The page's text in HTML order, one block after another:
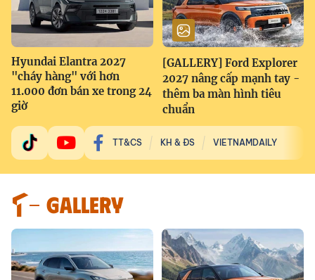
Hyundai Elantra 2027
"cháy hàng" với hơn
11.000 đơn bán xe trong 24
giờ
[GALLERY] Ford Explorer
2027 nâng cấp mạnh tay -
thêm ba màn hình tiêu
chuẩn
TT&CS KH & ĐS VIETNAMDAILY
GALLERY